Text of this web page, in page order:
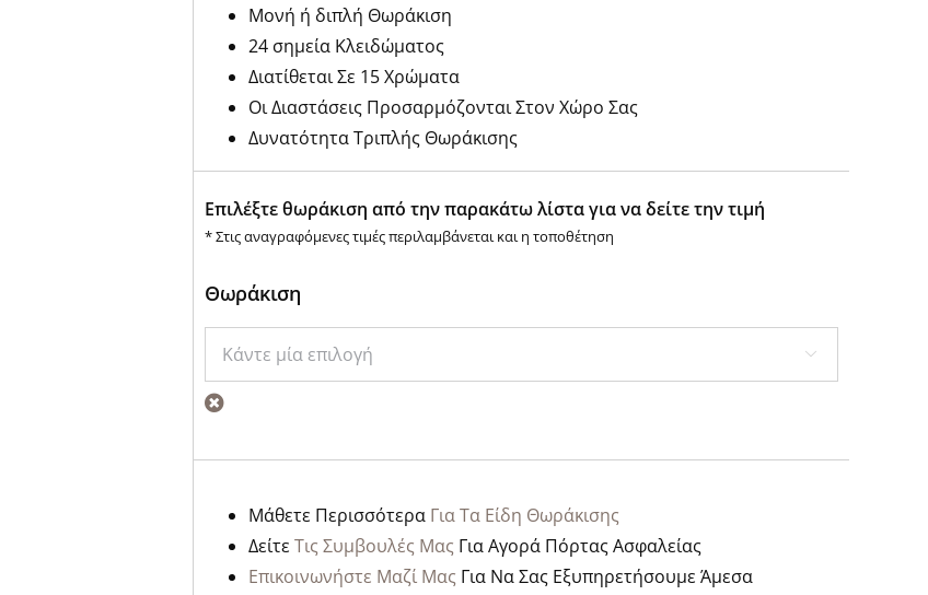
Μονή ή διπλή Θωράκιση
24 σημεία Κλειδώματος
Διατίθεται Σε 15 Χρώματα
Οι Διαστάσεις Προσαρμόζονται Στον Χώρο Σας
Δυνατότητα Τριπλής Θωράκισης
Επιλέξτε θωράκιση από την παρακάτω λίστα για να δείτε την τιμή
* Στις αναγραφόμενες τιμές περιλαμβάνεται και η τοποθέτηση
Θωράκιση

Μάθετε Περισσότερα Για Τα Είδη Θωράκισης
Δείτε Τις Συμβουλές Μας Για Αγορά Πόρτας Ασφαλείας
Επικοινωνήστε Μαζί Μας Για Να Σας Εξυπηρετήσουμε Άμεσα